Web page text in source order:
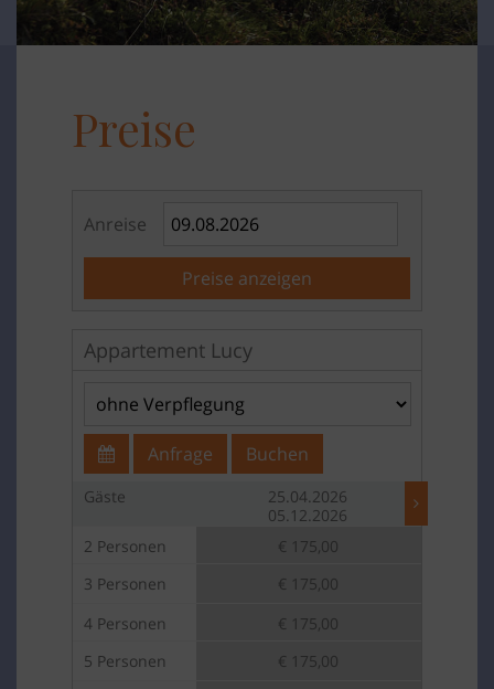
Preise
Anreise
Preise anzeigen
Appartement Lucy
Anfrage Buchen
Gäste
2 Personen
3 Personen
4 Personen
5 Personen
25.04.2026
05.12.2026
€ 175,00
€ 175,00
€ 175,00
€ 175,00